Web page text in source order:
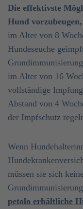
Die effektivste
Hund
im Alter von 8
Hundeseuche
im Alter von 16
vollständige
Abstand von 4
der Impfschutz
Wenn
müssen sie sich
petolo erhältliche